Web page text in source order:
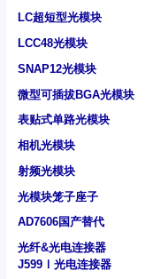
LC超短型光模块
LCC48光模块
SNAP12光模块
微型可插拔BGA光模块
表贴式单路光模块
相机光模块
射频光模块
光模块笼子座子
AD7606国产替代
光纤&光电连接器
J599Ⅰ光电连接器